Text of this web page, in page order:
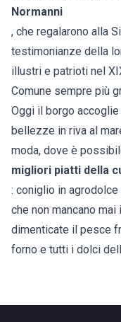
Normanni
, che regalarono alla
testimonianze della
illustri e patrioti nel
Comune sempre più
Oggi il borgo
bellezze in riva al
moda, dove è
migliori piatti della
: coniglio in
che non mancano
dimenticate il pesce
forno e tutti i dolci